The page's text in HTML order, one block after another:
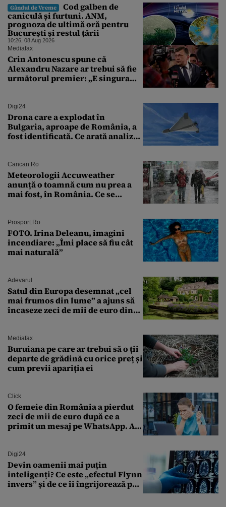
Gândul de Vreme
Cod galben de
caniculă și furtuni. ANM,
prognoza de ultimă oră pentru
București și restul țării
10:26, 08 Aug 2026
Mediafax
Crin Antonescu spune că
Alexandru Nazare ar trebui să fie
următorul premier: „E singura
Digi24
Drona care a explodat în
Bulgaria, aproape de România, a
fost identificată. Ce arată analiza
Cancan.ro
Meteorologii Accuweather
anunță o toamnă cum nu prea a
mai fost, în România. Ce se
București. Pe ce dată ninge
Prosport.ro
FOTO. Irina Deleanu, imagini
incendiare: „Îmi place să fiu cât
mai naturală”
Adevarul
Satul din Europa desemnat „cel
mai frumos din lume” a ajuns să
încaseze zeci de mii de euro din
Mediafax
Buruiana pe care ar trebui să o ții
departe de grădină cu orice preț și
cum previi apariția ei
Click
O femeie din România a pierdut
zeci de mii de euro după ce a
primit un mesaj pe WhatsApp. A
Digi24
Devin oamenii mai puțin
inteligenți? Ce este „efectul Flynn
invers” și de ce îi îngrijorează pe